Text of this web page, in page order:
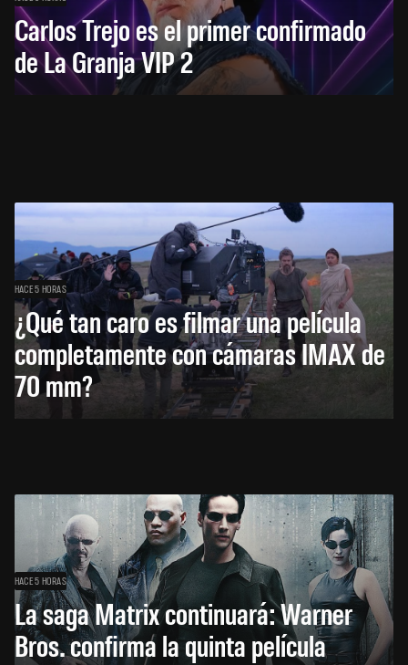
Carlos Trejo es el primer confirmado
de La Granja VIP 2
HACE 5 HORAS
¿Qué tan caro es filmar una película
completamente con cámaras IMAX de
70 mm?
HACE 5 HORAS
La saga Matrix continuará: Warner
Bros. confirma la quinta película